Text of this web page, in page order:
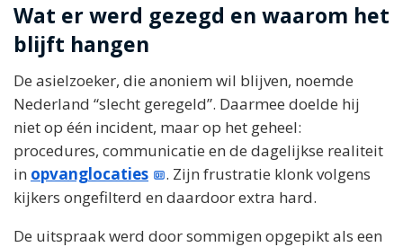
Wat er werd gezegd en waarom het
blijft hangen
De asielzoeker, die anoniem wil blijven, noemde
Nederland “slecht geregeld”. Daarmee doelde hij
niet op één incident, maar op het geheel:
procedures, communicatie en de dagelijkse realiteit
in opvanglocaties
. Zijn frustratie klonk volgens
kijkers ongefilterd en daardoor extra hard.
De uitspraak werd door sommigen opgepikt als een